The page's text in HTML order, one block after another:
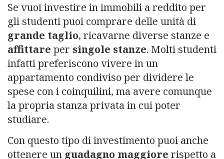
Se vuoi investire in immobili a reddito per
gli studenti puoi comprare delle unità di
grande taglio, ricavarne diverse stanze e
affittare per singole stanze. Molti studenti
infatti preferiscono vivere in un
appartamento condiviso per dividere le
spese con i coinquilini, ma avere comunque
la propria stanza privata in cui poter
studiare.
Con questo tipo di investimento puoi anche
ottenere un guadagno maggiore rispetto a